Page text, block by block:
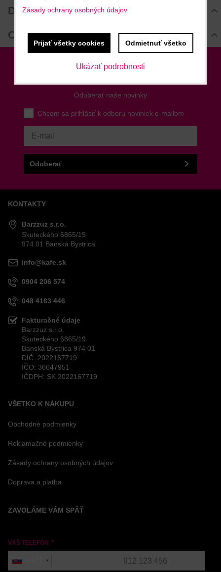
Diskusia
Zatiaľ nie sú žiadne komentáre! Buďte prvý!
Otázka k produktu
Nová otázka k produktu
Odoslať
Newsletter
Odoberať naše novinky
Chcem sa prihlásiť k odberu noviniek e-mailom
Odoberať
KONTAKTY
Barzzuz s.r.o.
Skuteckého 6865/19
974 01 Banská Bystrica
info@kafe.sk
0904 206 574
048 4163 446
Fakturačné údaje
Barzzuz s.r.o.
Skuteckého 6865/19
Banská Bystrica 974 01
DIČ: 2022167719
IČO: 36647951
IČDPH: SK 2022167719
VŠETKO K NÁKUPU
Obchodné podmienky
Reklamačné podmienky
Zásady ochrany osobných údajov
Doprava a platba
ZAVOLÁME VÁM SPÄŤ
VÁŠ TELEFÓN
Zásady ochrany osobných údajov
Ukázať podrobnosti
Prijať všetky cookies Odmietnuť všetko